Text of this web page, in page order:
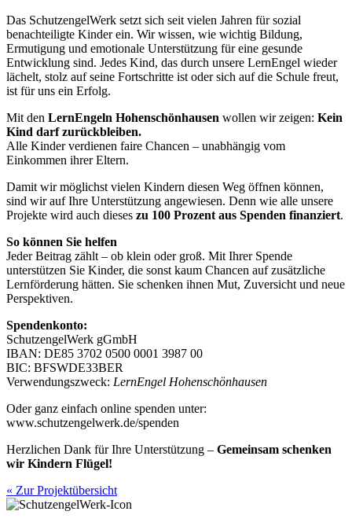
Das SchutzengelWerk setzt sich seit vielen Jahren für sozial
benachteiligte Kinder ein. Wir wissen, wie wichtig Bildung,
Ermutigung und emotionale Unterstützung für eine gesunde
Entwicklung sind. Jedes Kind, das durch unsere LernEngel wieder
lächelt, stolz auf seine Fortschritte ist oder sich auf die Schule freut,
ist für uns ein Erfolg.
Mit den LernEngeln Hohenschönhausen wollen wir zeigen: Kein
Kind darf zurückbleiben.
Alle Kinder verdienen faire Chancen – unabhängig vom
Einkommen ihrer Eltern.
Damit wir möglichst vielen Kindern diesen Weg öffnen können,
sind wir auf Ihre Unterstützung angewiesen. Denn wie alle unsere
Projekte wird auch dieses zu 100 Prozent aus Spenden finanziert.
So können Sie helfen
Jeder Beitrag zählt – ob klein oder groß. Mit Ihrer Spende
unterstützen Sie Kinder, die sonst kaum Chancen auf zusätzliche
Lernförderung hätten. Sie schenken ihnen Mut, Zuversicht und neue
Perspektiven.
Spendenkonto:
SchutzengelWerk gGmbH
IBAN: DE85 3702 0500 0001 3987 00
BIC: BFSWDE33BER
Verwendungszweck: LernEngel Hohenschönhausen
Oder ganz einfach online spenden unter:
www.schutzengelwerk.de/spenden
Herzlichen Dank für Ihre Unterstützung – Gemeinsam schenken
wir Kindern Flügel!
« Zur Projektübersicht